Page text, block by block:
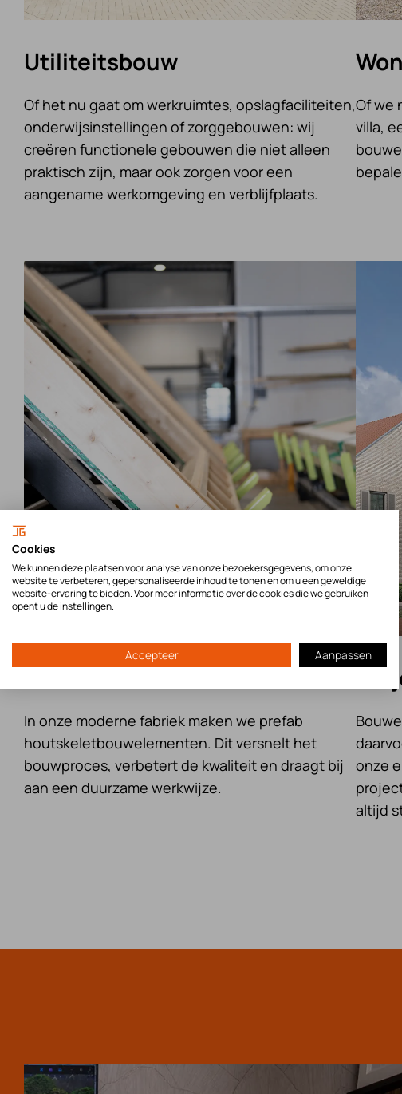
Utiliteitsbouw
Of het nu gaat om werkruimtes, opslagfaciliteiten,
onderwijsinstellingen of zorggebouwen: wij
creëren functionele gebouwen die niet alleen
praktisch zijn, maar ook zorgen voor een
aangename werkomgeving en verblijfplaats.
Of we
villa,
Houtskeletbouw
In onze moderne fabriek maken we prefab
houtskeletbouwelementen. Dit versnelt het
bouwproces, verbetert de kwaliteit en draagt bij
aan een duurzame werkwijze.
onze
altijd
Cookies
We kunnen deze plaatsen voor analyse van onze bezoekersgegevens, om onze
website te verbeteren, gepersonaliseerde inhoud te tonen en om u een geweldige
website-ervaring te bieden. Voor meer informatie over de cookies die we gebruiken
opent u de instellingen.
Accepteer Aanpassen